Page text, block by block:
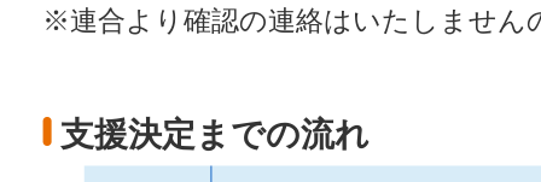
※連合より確認の連絡はいたしません
支援決定までの流れ